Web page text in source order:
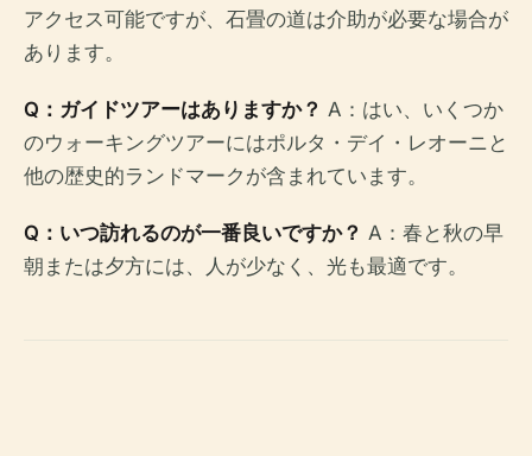
アクセス可能ですが、石畳の道は介助が必要な場合が
あります。
Q：ガイドツアーはありますか？ A：はい、いくつか
のウォーキングツアーにはポルタ・デイ・レオーニと
他の歴史的ランドマークが含まれています。
Q：いつ訪れるのが一番良いですか？ A：春と秋の早
朝または夕方には、人が少なく、光も最適です。